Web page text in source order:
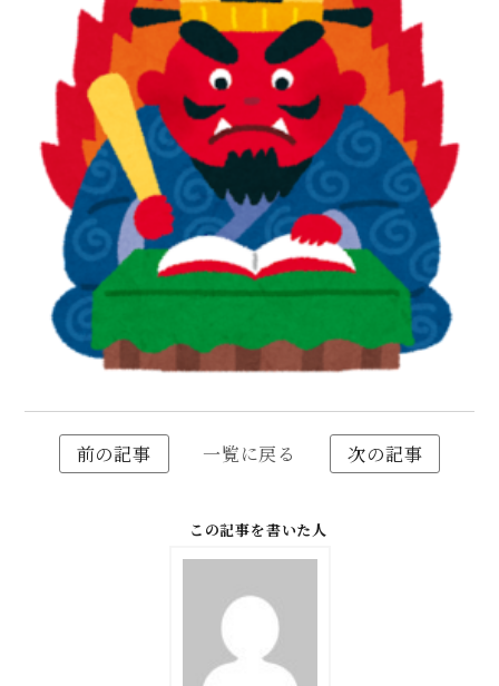
前の記事 一覧に戻る 次の記事
この記事を書いた人